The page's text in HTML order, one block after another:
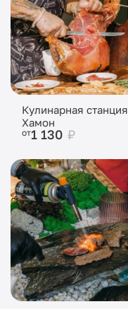
Кулинарная станция
Хамон
от1 130 ₽